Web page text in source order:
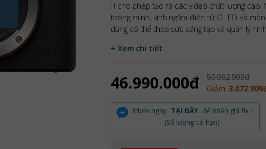
II cho phép tạo ra các video chất lượng
thông minh, kính ngắm điện tử OLED và
dùng có thể thỏa sức sáng tạo và quản lý
+ Xem chi tiết
46.990.000đ
50.062.909đ
Giảm:
Inbox ngay TẠI ĐÂY để nhận giá fix !
(Số lượng có hạn)